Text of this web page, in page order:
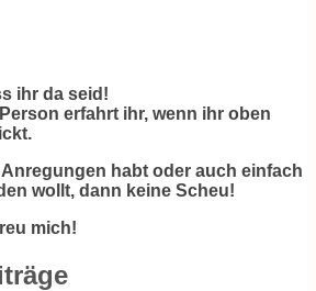
ihr da seid!
erfahrt ihr, wenn ihr oben
habt oder auch einfach
wollt, dann keine Scheu!
mich!